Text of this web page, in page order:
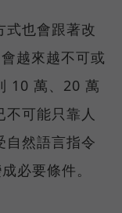
式也會跟著改
越來越不可或
10 萬、20 萬
可能只靠人
自然語言指令
必要條件。